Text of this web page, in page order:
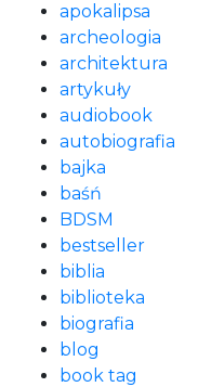
apokalipsa
archeologia
architektura
artykuły
audiobook
autobiografia
bajka
baśń
BDSM
bestseller
biblia
biblioteka
biografia
blog
book tag